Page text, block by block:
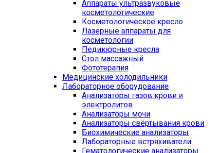
Аппараты ультразвуковые
косметологические
Косметологическое кресло
Лазерные аппараты для
косметологии
Педикюрные кресла
Стол массажный
Фототерапия
Медицинские холодильники
Лабораторное оборудование
Анализаторы газов крови и
электролитов
Анализаторы мочи
Анализаторы свёртывания крови
Биохимические анализаторы
Лабораторные встряхиватели
Гематологические анализаторы